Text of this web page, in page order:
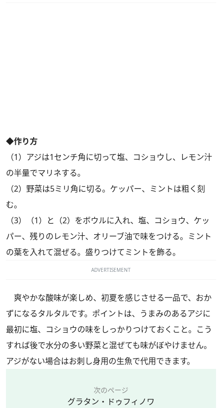
◆作り方
（1）アジは1センチ角に切って塩、コショウし、レモン汁
の半量でマリネする。
（2）野菜は5ミリ角に切る。ケッパー、ミントは粗く刻
む。
（3）（1）と（2）をボウルに入れ、塩、コショウ、ケッ
パー、残りのレモン汁、オリーブ油で味をつける。ミント
の葉を入れて混ぜる。盛りつけてミントを飾る。
ADVERTISEMENT
爽やかな酸味が楽しめ、初夏を感じさせる一品で、おか
ずになるタルタルです。ポイントは、うまみのあるアジに
最初に塩、コショウの味をしっかりつけておくこと。こう
すれば後で水分の多い野菜と混ぜても味がぼやけません。
アジがない場合はお刺し身用の生魚で代用できます。
次のページ
グラタン・ドゥフィノワ